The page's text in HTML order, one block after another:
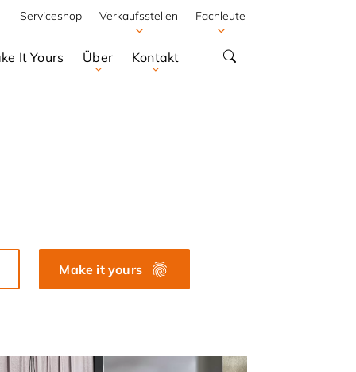
Serviceshop Verkaufsstellen Fachleute
It Yours Über Kontakt
Make it yours